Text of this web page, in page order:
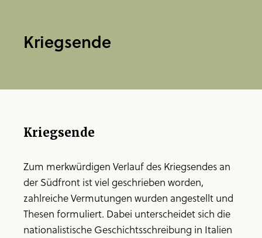
Kriegsende
Kriegsende
Zum merkwürdigen Verlauf des Kriegsendes an
der Südfront ist viel geschrieben worden,
zahlreiche Vermutungen wurden angestellt und
Thesen formuliert. Dabei unterscheidet sich die
nationalistische Geschichtsschreibung in Italien